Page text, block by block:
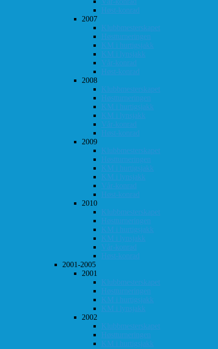
Høst-konrad
2007
Klubbmesterskapet
Høstturneringen
KM i hurtigsjakk
KM i lynsjakk
Vår-konrad
Høst-konrad
2008
Klubbmesterskapet
Høstturneringen
KM i hurtigsjakk
KM i lynsjakk
Vår-konrad
Høst-konrad
2009
Klubbmesterskapet
Høstturneringen
KM i hurtigsjakk
KM i lynsjakk
Vår-konrad
Høst-konrad
2010
Klubbmesterskapet
Høstturneringen
KM i hurtigsjakk
KM i lynsjakk
Vår-konrad
Høst-konrad
2001-2005
2001
Klubbmesterskapet
Høstturneringen
KM i hurtigsjakk
KM i lynsjakk
2002
Klubbmesterskapet
Høstturneringen
KM i hurtigsjakk